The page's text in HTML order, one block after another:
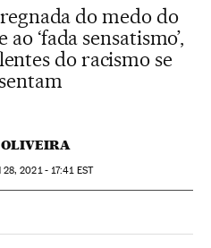
do medo do
‘fada sensatismo’,
do racismo se
OLIVEIRA
28, 2021 - 17:41EST
Sociales